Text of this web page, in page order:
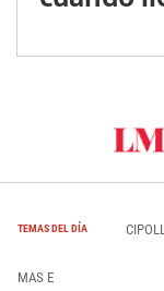
TEMAS DEL DÍA
MAS E